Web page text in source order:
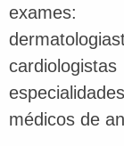
exames:
médicos de